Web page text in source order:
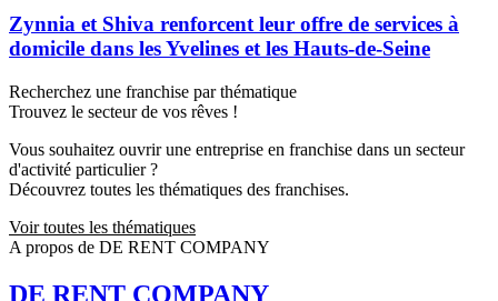
Zynnia et Shiva renforcent leur offre de services à
domicile dans les Yvelines et les Hauts-de-Seine
Recherchez une franchise par thématique
Trouvez le secteur de vos rêves !
Vous souhaitez ouvrir une entreprise en franchise dans un secteur
d'activité particulier ?
Découvrez toutes les thématiques des franchises.
Voir toutes les thématiques
A propos de DE RENT COMPANY
DE RENT COMPANY